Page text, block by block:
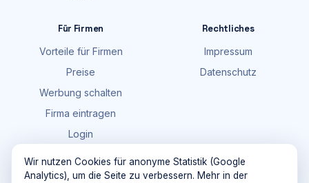
Für Firmen
Vorteile für Firmen
Preise
Werbung schalten
Firma eintragen
Login
Rechtliches
Impressum
Datenschutz
Wir nutzen Cookies für anonyme Statistik (Google
Analytics), um die Seite zu verbessern. Mehr in der